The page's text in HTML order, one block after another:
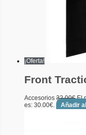
¡Oferta!
Front
Accesorios 32.00€ El
es: 30.00€.
Añadir